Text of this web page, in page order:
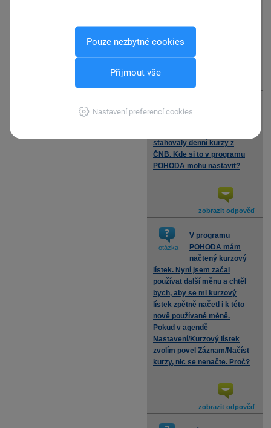
Pouze nezbytné cookies
Přijmout vše
Nastavení preferencí cookies
závazky chci účtovat
pevným kurzem?
Chtěl bych, aby
stahovaly denní kurzy z
ČNB. Kde si to v programu
POHODA mohu nastavit?
zobrazit odpověď
otázka
V programu
POHODA mám
načtený kurzový
lístek. Nyní jsem začal
používat další měnu a chtěl
bych, aby se mi kurzový
lístek zpětně načetl i k této
nově používané měně.
Pokud v agendě
Nastavení/Kurzový lístek
zvolím povel Záznam/Načíst
kurzy, nic se nenačte. Proč?
zobrazit odpověď